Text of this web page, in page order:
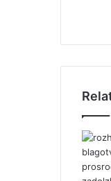
н
и
е
м
г
о